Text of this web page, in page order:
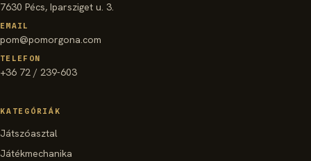
7630 Pécs, Iparsziget u. 3.
EMAIL
pom@pomorgona.com
TELEFON
+36 72 / 239-603
KATEGÓRIÁK
Játszóasztal
Játékmechanika